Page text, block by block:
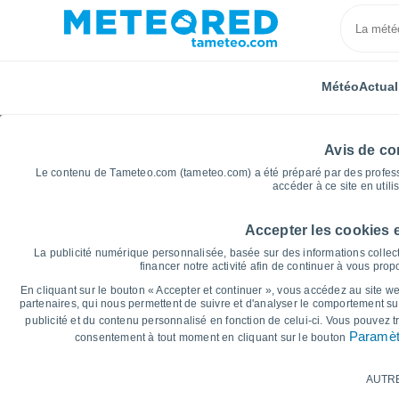
Avis de
Le contenu de Tameteo.com (tameteo.com) a été préparé par des
accéder à ce site en
Accepter les cookies
La publicité numérique personnalisée, basée sur des informations
financer notre activité afin de continuer à vous
En cliquant sur le bouton « Accepter et continuer », vous accédez au site
partenaires, qui nous permettent de suivre et d'analyser le comportement
publicité et du contenu personnalisé en fonction de celui-ci. Vous pouvez
consentement à tout moment en cliquant sur le bouton
Météo
Graphiques météo
14 jours 7 jours